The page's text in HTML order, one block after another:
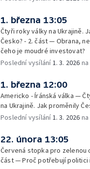
1. března 13:05
Čtyři roky války na Ukrajině.
Česko? - 2. část — Obrana,
čeho je moudré investovat?
Poslední vysílání 1. 3. 2026 na
1. března 12:00
Americko - Íránská válka —
na Ukrajině. Jak proměnily
Poslední vysílání 1. 3. 2026 na
22. února 13:05
Červená stopka pro zelenou
část — Proč potřebují politici